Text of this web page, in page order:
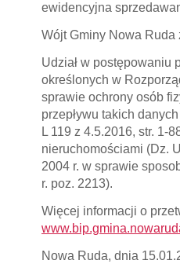
ewidencyjna
Wójt Gminy Nowa Ruda
Udział w postępowaniu
określonych w
sprawie ochrony osób
przepływu takich
L 119 z 4.5.2016, str. 1-
nieruchomościami (Dz.
2004 r. w sprawie
r. poz. 2213).
Więcej informacji o
Nowa Ruda, dnia